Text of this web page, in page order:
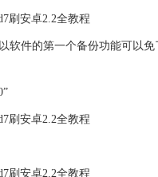
软件的第一个备份功能可以